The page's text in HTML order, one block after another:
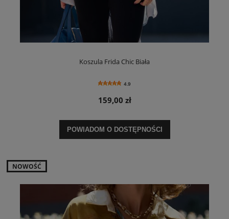
Koszula Frida Chic Biała
4.9
159,00 zł
POWIADOM O DOSTĘPNOŚCI
NOWOŚĆ